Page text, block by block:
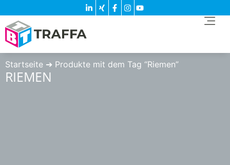
Startseite ➔ Produkte mit dem Tag “Riemen”
RIEMEN